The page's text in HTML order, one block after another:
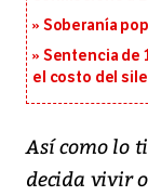
Soberanía
Sentencia de
el costo del
Así como lo
decida vivir